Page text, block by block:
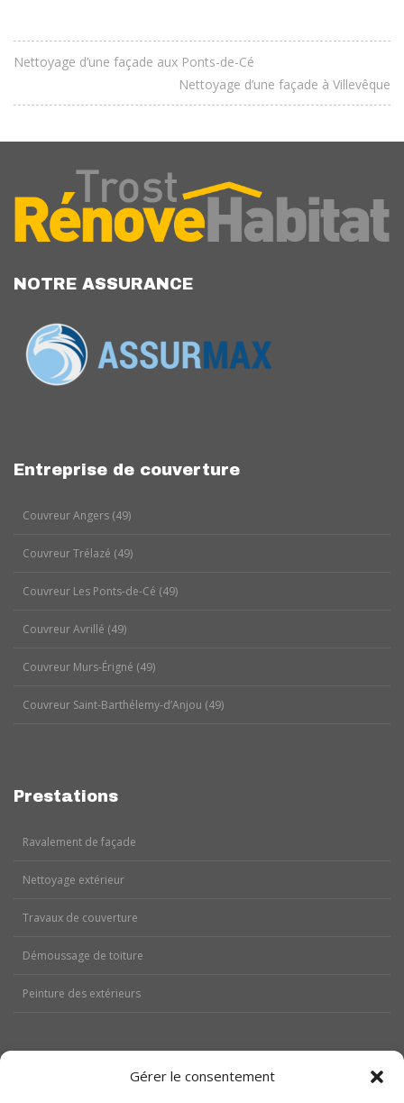
Gérer le consentement
Nettoyage d’une façade aux Ponts-de-Cé
Nettoyage d’une façade à Villevêque
NOTRE ASSURANCE
Entreprise de couverture
Couvreur Angers (49)
Couvreur Trélazé (49)
Couvreur Les Ponts-de-Cé (49)
Couvreur Avrillé (49)
Couvreur Murs-Érigné (49)
Couvreur Saint-Barthélemy-d’Anjou (49)
Prestations
Ravalement de façade
Nettoyage extérieur
Travaux de couverture
Démoussage de toiture
Peinture des extérieurs